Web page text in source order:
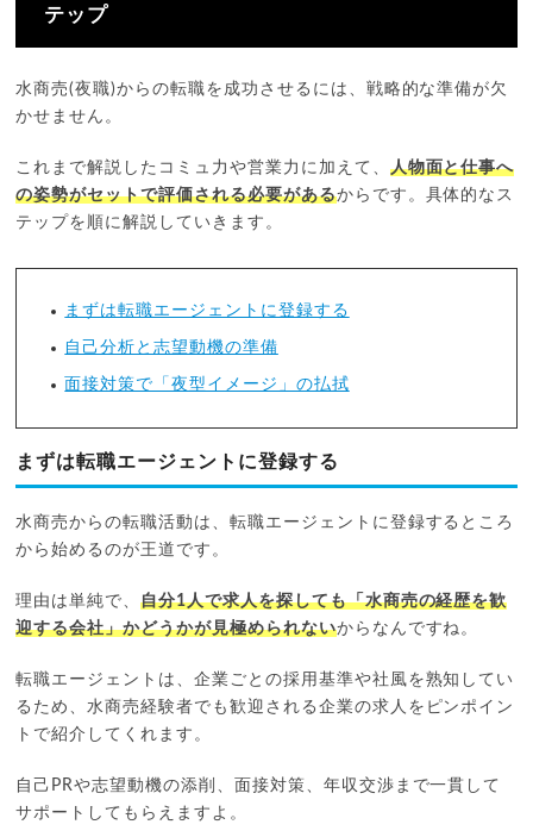
テップ
水商売(夜職)からの転職を成功させるには、戦略的な準備が欠
かせません。
これまで解説したコミュ力や営業力に加えて、 人物面と仕事へ
の姿勢がセットで評価される必要があるからです。具体的なス
テップを順に解説していきます。
まずは転職エージェントに登録する
自己分析と志望動機の準備
面接対策で「夜型イメージ」の払拭
まずは転職エージェントに登録する
水商売からの転職活動は、転職エージェントに登録するところ
から始めるのが王道です。
理由は単純で、自分1人で求人を探しても「水商売の経歴を歓
迎する会社」かどうかが見極められないからなんですね。
転職エージェントは、企業ごとの採用基準や社風を熟知してい
るため、水商売経験者でも歓迎される企業の求人をピンポイン
トで紹介してくれます。
自己PRや志望動機の添削、面接対策、年収交渉まで一貫して
サポートしてもらえますよ。